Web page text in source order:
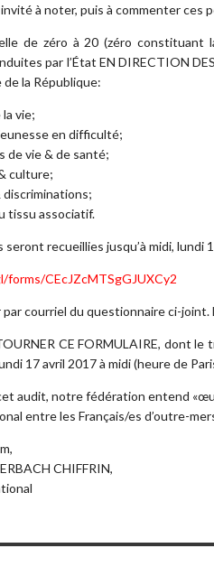
à noter, puis à commenter ces
de zéro à 20 (zéro constituant
par l’État EN DIRECTION
la République:
vie;
en difficulté;
de vie & de santé;
culture;
discriminations;
tissu associatif.
seront recueillies jusqu’à midi, lundi
forms/CEcJZcMTSgGJUXCy2
courriel du questionnaire ci-
CE FORMULAIRE, dont
17 avril 2017 à midi (heure de
audit, notre fédération entend
entre les Français/es d’outre-
CHIFFRIN,